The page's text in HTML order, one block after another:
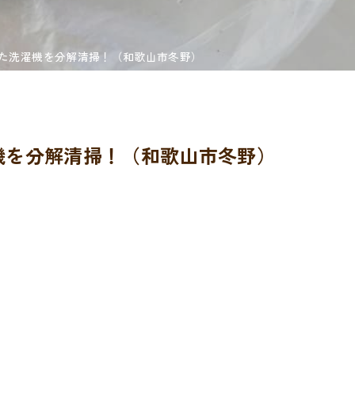
濯機を分解清掃！（和歌山市冬野）
分解清掃！（和歌山市冬野）